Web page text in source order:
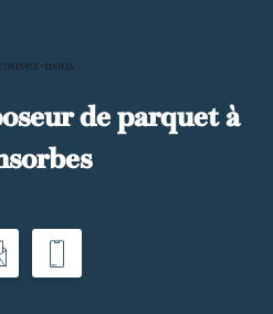
nous
de parquet à